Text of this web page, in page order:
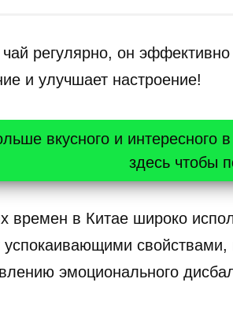
регулярно, он
и улучшает настроение!
вкусного и
здесь чтобы
времен в Китае широко
успокаивающими свойствами,
эмоционального